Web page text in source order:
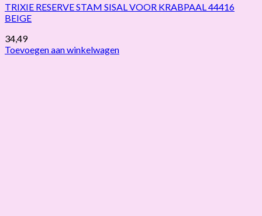
TRIXIE RESERVE STAM SISAL VOOR KRABPAAL 44416
BEIGE
34,49
Toevoegen aan winkelwagen